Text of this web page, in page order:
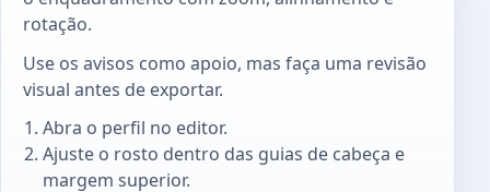
rotação.
Use os avisos como apoio, mas faça uma revisão
visual antes de exportar.
Abra o perfil no editor.
Ajuste o rosto dentro das guias de cabeça e
margem superior.